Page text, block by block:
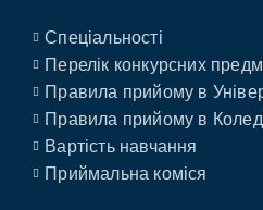
Спеціальності
Перелік конкурсних
Правила прийому в
Правила прийому в
Вартість навчання
Приймальна коміся